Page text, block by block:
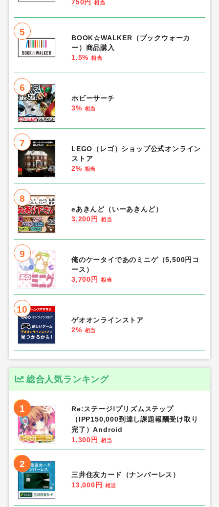
750円
相当
5
BOOK☆WALKER（ブックウォーカ
ー）商品購入
1.5% 相当
6
ホビーサーチ
3% 相当
7
LEGO（レゴ）ショップ公式オンライン
ストア
2% 相当
8
eあきんど（いーあきんど）
3,200円
相当
9
俺のケータイであのミニゲ（5,500円コ
ース）
3,700円
相当
10
ゲオオンラインストア
2% 相当
総合人気ランキング
1
Re:ステージ!プリズムステップ
（IPP150,000到達し課題報酬受け取り
完了）Android
1,300円
相当
2
三井住友カード（ナンバーレス）
13,000円
相当